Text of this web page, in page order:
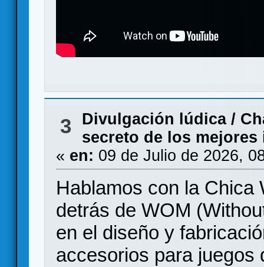
3 Divulgación lúdica/
secreto de los
« en: 09 de Julio de 2026,
Hablamos con la Chica
detrás de WOM
en el diseño y
accesorios para juegos